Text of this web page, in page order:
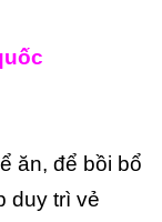
ăn, để bồi bổ
duy trì vẻ